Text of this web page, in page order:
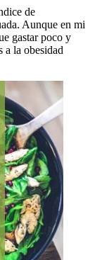
de
Aunque en mi
gastar poco y
a la obesidad